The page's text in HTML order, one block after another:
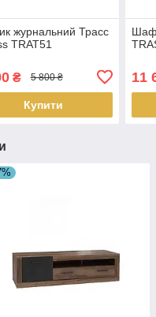
журнальний Трасс
TRAT51
₴ 5 800 ₴
Купити
11